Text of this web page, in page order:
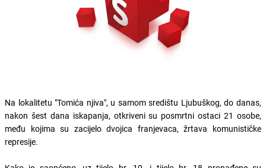
Na lokalitetu "Tomića njiva", u samom središtu Ljubuškog, do danas,
nakon šest dana iskapanja, otkriveni su posmrtni ostaci 21 osobe,
među kojima su zacijelo dvojica franjevaca, žrtava komunističke
represije.